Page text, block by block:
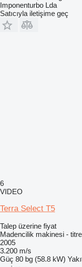
Imponenturbo Lda
Satıcıyla iletişime geç
6
VIDEO
Terra Select T5
Talep üzerine fiyat
Madencilik makinesi -
2005
3.200 m/s
Güç 80 bg (58.8 kW)